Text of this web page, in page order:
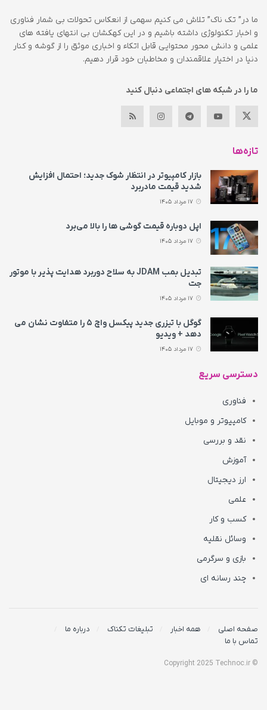
ما در” تک ناک” تلاش می کنیم سهمی از انعکاس تحولات بی شمار فناوری
و اخبار تکنولوژی داشته باشیم و در این کهکشان بی انتهای یافته های
علمی و دانش محور محتوایی قابل اتکاء و اخباری موثق را از گوشه و کنار
دنیا در اختیار علاقمندان و مخاطبان خود قرار دهیم.
ما را در شبکه های اجتماعی دنبال کنید
تازه‌ها
بازار کامپیوتر در انتظار شوک جدید؛ احتمال افزایش
شدید قیمت مادربرد
اپل دوباره قیمت‌ گوشی ها را بالا می‌برد
تبدیل بمب JDAM به سلاح دوربرد هدایت پذیر با موتور
جت
گوگل با تیزری جدید پیکسل واچ ۵ را متفاوت نشان می‌
دهد + ویدیو
دسترسی سریع
فناوری
کامپیوتر و موبایل
نقد و بررسی
آموزش
ارز دیجیتال
علمی
کسب و کار
وسائل نقلیه
بازی و سرگرمی
چند رسانه ای
صفحه اصلی همه اخبار تبلیغات تکناک
درباره ما
تماس با ما
© Copyright 2025 Technoc.ir